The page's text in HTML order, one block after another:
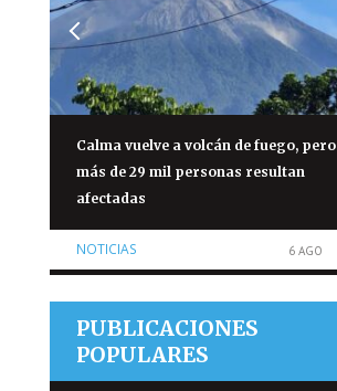
Calma vuelve a volcán de fuego, pero
más de 29 mil personas resultan
afectadas
NOTICIAS 6 AGO
PUBLICACIONES
POPULARES